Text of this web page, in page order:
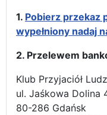
1. Pobierz przekaz
wypełniony nadaj
2. Przelewem
Klub Przyjaciół
ul. Jaśkowa Dolina
80-286 Gdańsk